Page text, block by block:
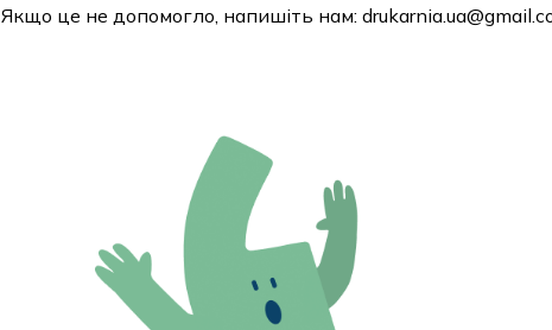
Якщо це не допомогло, напишіть нам: